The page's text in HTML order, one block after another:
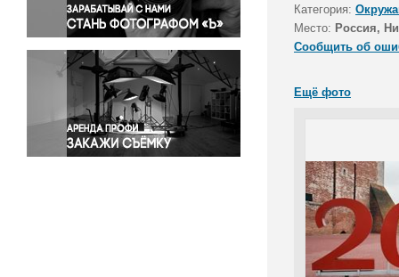
Происшествия и конфликты
Религия
Светская жизнь
Спорт
Экология
Экономика и бизнес
Категория:
Место: Россия,
Сообщить об
Ещё фото